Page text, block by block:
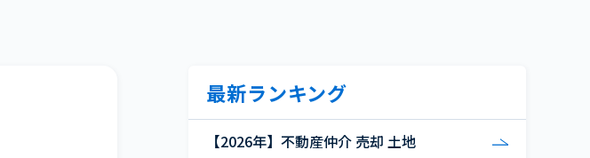
最新ランキング
【2026年】不動産仲介 売却 土地